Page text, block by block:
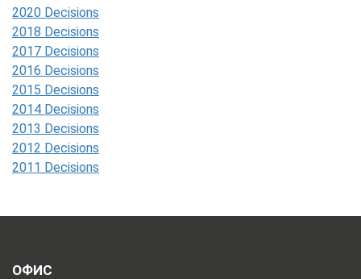
2020 Decisions
2018 Decisions
2017 Decisions
2016 Decisions
2015 Decisions
2014 Decisions
2013 Decisions
2012 Decisions
2011 Decisions
ОФИС